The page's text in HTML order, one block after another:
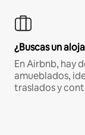
¿Buscas un
En Airbnb, hay
amueblados,
traslados y